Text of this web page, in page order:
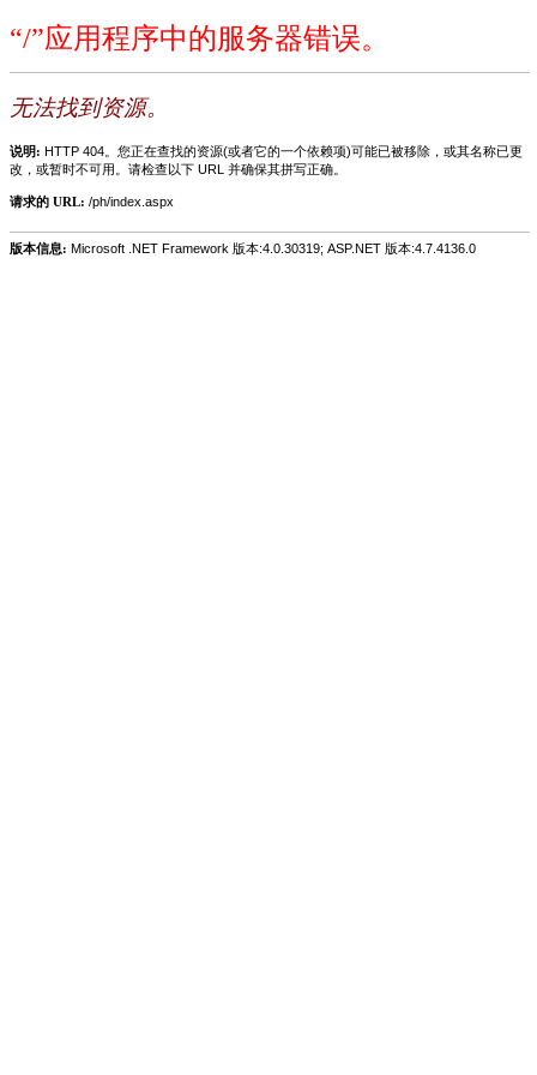
“/”应用程序中的服务器错误。
无法找到资源。
说明: HTTP 404。您正在查找的资源(或者它的一个依赖项)可能已被移除，或其名称已更
改，或暂时不可用。请检查以下 URL 并确保其拼写正确。
请求的 URL: /ph/index.aspx
版本信息: Microsoft .NET Framework 版本:4.0.30319; ASP.NET 版本:4.7.4136.0